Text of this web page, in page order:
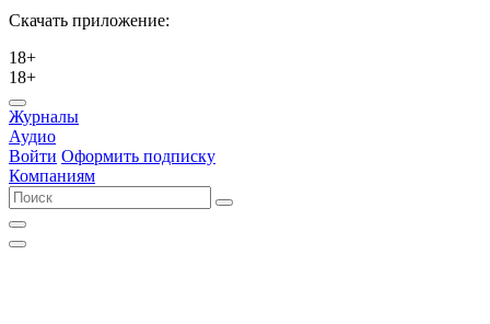
Скачать приложение:
18+
18+
Журналы
Аудио
Войти Оформить подписку
Компаниям